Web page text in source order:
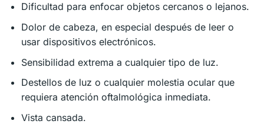
Dificultad para enfocar objetos cercanos o lejanos.
Dolor de cabeza, en especial después de leer o
usar dispositivos electrónicos.
Sensibilidad extrema a cualquier tipo de luz.
Destellos de luz o cualquier molestia ocular que
requiera atención oftalmológica inmediata.
Vista cansada.